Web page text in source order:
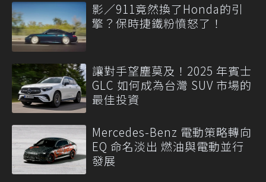
影／911竟然換了Honda的引
擎？保時捷鐵粉憤怒了！
讓對手望塵莫及！2025 年賓士
GLC 如何成為台灣 SUV 市場的
最佳投資
Mercedes-Benz 電動策略轉向
EQ 命名淡出 燃油與電動並行
發展